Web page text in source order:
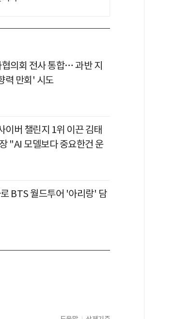
의회 전사 통합… 과반 지
력 만회' 시도
버 챌린지 1위 이끈 김태
"AI 모델보다 중요한건 운
BTS 월드투어 '아리랑' 담